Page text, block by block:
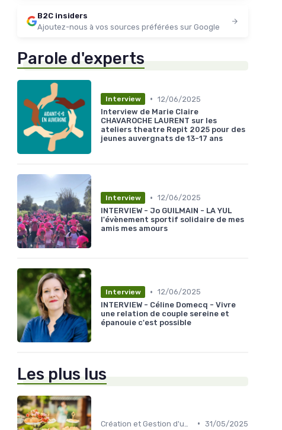
B2C insiders
Ajoutez-nous à vos sources préférées sur Google
Parole d'experts
Interview • 12/06/2025
Interview de Marie Claire
CHAVAROCHE LAURENT sur les
ateliers theatre Repit 2025 pour des
jeunes auvergnats de 13-17 ans
Interview • 12/06/2025
INTERVIEW - Jo GUILMAIN - LA YUL
l'évènement sportif solidaire de mes
amis mes amours
Interview • 12/06/2025
INTERVIEW - Céline Domecq - Vivre
une relation de couple sereine et
épanouie c'est possible
Les plus lus
• 31/05/2025